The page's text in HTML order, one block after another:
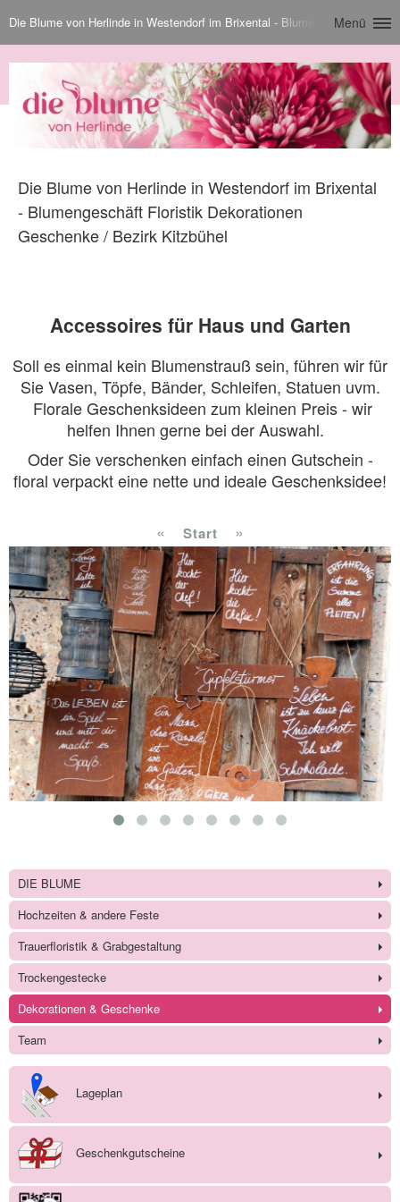
Die Blume von Herlinde in Westendorf im Brixental - Blumengeschäft
Menü
Die Blume von Herlinde in Westendorf im Brixental
- Blumengeschäft Floristik Dekorationen
Geschenke / Bezirk Kitzbühel
Accessoires für Haus und Garten
Soll es einmal kein Blumenstrauß sein, führen wir für
Sie Vasen, Töpfe, Bänder, Schleifen, Statuen uvm.
Florale Geschenksideen zum kleinen Preis - wir
helfen Ihnen gerne bei der Auswahl.
Oder Sie verschenken einfach einen Gutschein -
floral verpackt eine nette und ideale Geschenksidee!
« Start »
DIE BLUME
Hochzeiten & andere Feste
Trauerfloristik & Grabgestaltung
Trockengestecke
Dekorationen & Geschenke
Team
Lageplan
Geschenkgutscheine